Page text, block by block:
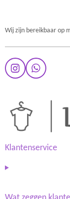
Wij zijn bereikbaar op
I
n
a
r
m
W
h
Klantenservice